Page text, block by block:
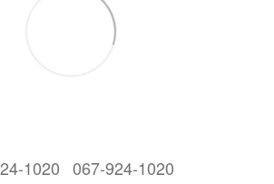
1020 067-924-1020